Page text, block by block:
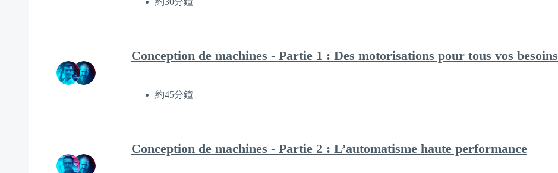
Conception de machines - Partie 1 : Des motorisations pour tous vos besoins
約45分鐘
Conception de machines - Partie 2 : L’automatisme haute performance